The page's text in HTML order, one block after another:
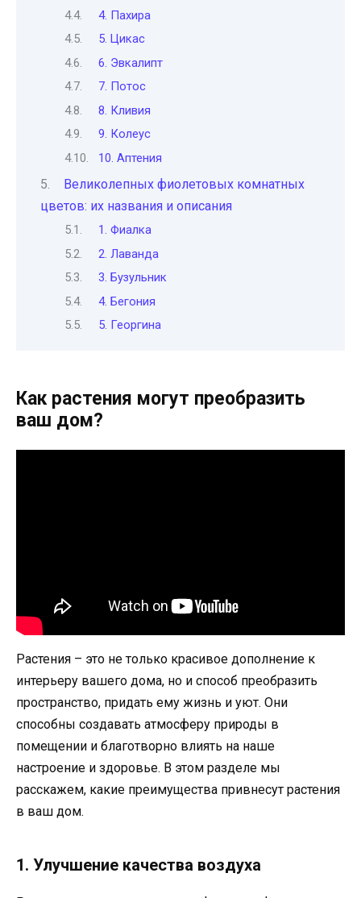
4. Пахира
5. Цикас
6. Эвкалипт
7. Потос
8. Кливия
9. Колеус
10. Аптения
Великолепных фиолетовых комнатных
цветов: их названия и описания
1. Фиалка
2. Лаванда
3. Бузульник
4. Бегония
5. Георгина
Как растения могут преобразить
ваш дом?
Растения – это не только красивое дополнение к
интерьеру вашего дома, но и способ преобразить
пространство, придать ему жизнь и уют. Они
способны создавать атмосферу природы в
помещении и благотворно влиять на наше
настроение и здоровье. В этом разделе мы
расскажем, какие преимущества привнесут растения
в ваш дом.
1. Улучшение качества воздуха